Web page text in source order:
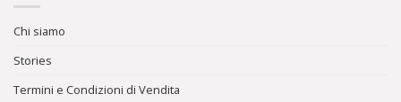
Chi siamo
Stories
Termini e Condizioni di Vendita